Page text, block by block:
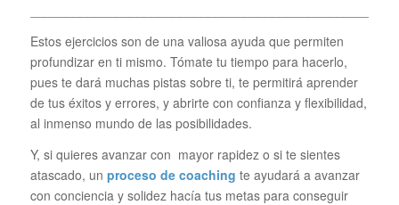
Estos ejercicios son de una valiosa ayuda que permiten
profundizar en ti mismo. Tómate tu tiempo para hacerlo,
pues te dará muchas pistas sobre ti, te permitirá aprender
de tus éxitos y errores, y abrirte con confianza y flexibilidad,
al inmenso mundo de las posibilidades.
Y, si quieres avanzar con mayor rapidez o si te sientes
atascado, un proceso de coaching te ayudará a avanzar
con conciencia y solidez hacía tus metas para conseguir